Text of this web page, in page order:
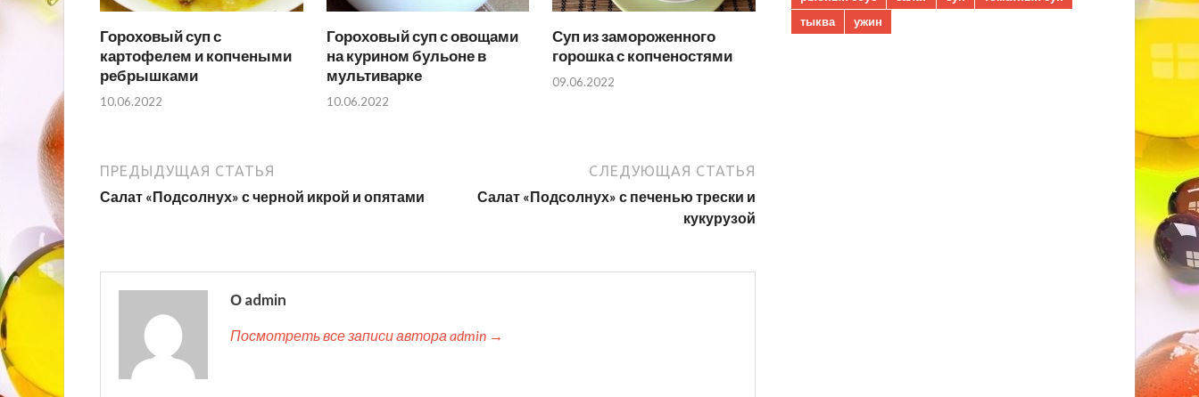
Гороховый суп с
картофелем и копчеными
ребрышками
10.06.2022
Гороховый суп с овощами
на курином бульоне в
мультиварке
10.06.2022
Суп из замороженного
горошка с копченостями
09.06.2022
ПРЕДЫДУЩАЯ СТАТЬЯ
Салат «Подсолнух» с черной икрой и опятами
СЛЕДУЮЩАЯ СТАТЬЯ
Салат «Подсолнух» с печенью трески и
кукурузой
О admin
Посмотреть все записи автора admin →
тыква
ужин